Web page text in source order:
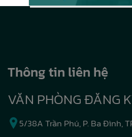
Thông tin liên hệ
VĂN PHÒNG ĐĂNG
5/38A Trần Phú, P. Ba Đình,